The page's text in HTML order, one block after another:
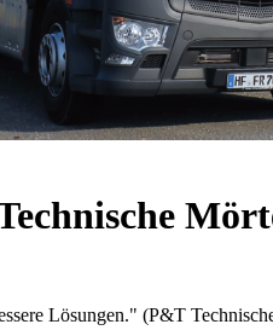
Lösungen." (P&T